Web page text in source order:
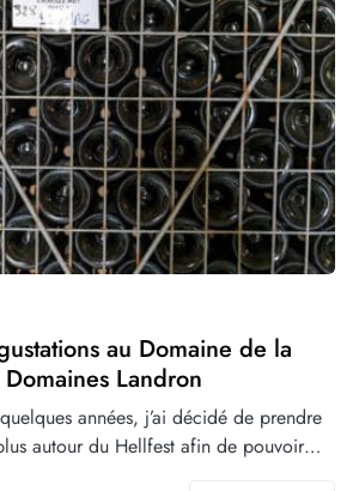
au Domaine de la
Landron
années, j’ai décidé de prendre
autour du Hellfest afin de pouvoir…